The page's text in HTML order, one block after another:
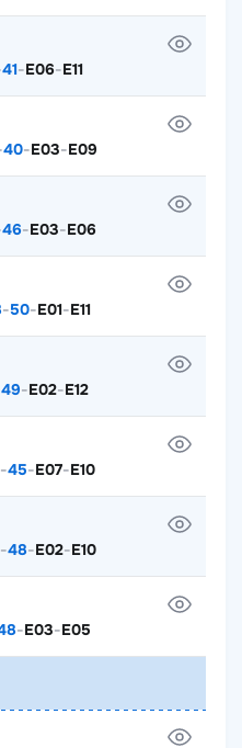
41-E06-E11
40-E03-E09
46-E03-E06
-50-E01-E11
49-E02-E12
-45-E07-E10
-48-E02-E10
-E03-E05